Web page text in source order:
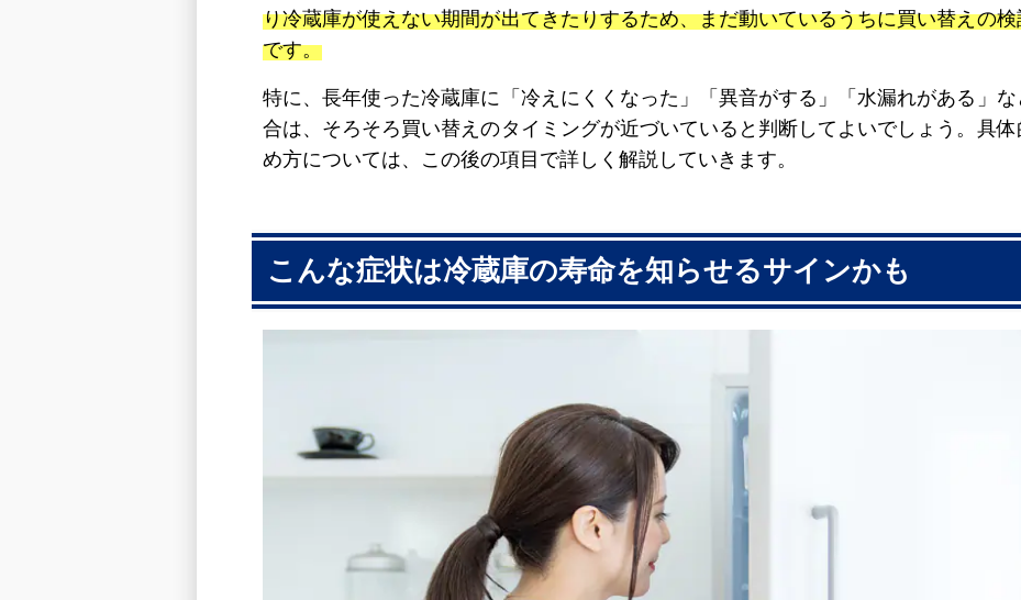
り冷蔵庫が使えない期間が出てきたりするため、まだ動いているうちに買い替えの
です。
特に、長年使った冷蔵庫に「冷えにくくなった」「異音がする」「水漏れがある」
合は、そろそろ買い替えのタイミングが近づいていると判断してよいでしょう。具
め方については、この後の項目で詳しく解説していきます。
こんな症状は冷蔵庫の寿命を知らせるサインかも